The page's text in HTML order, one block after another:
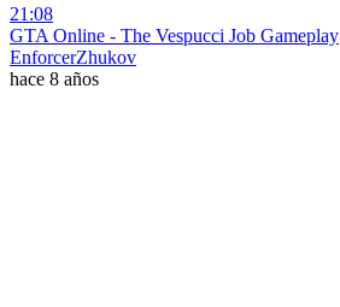
21:08
GTA Online - The Vespucci Job Gameplay
EnforcerZhukov
hace 8 años